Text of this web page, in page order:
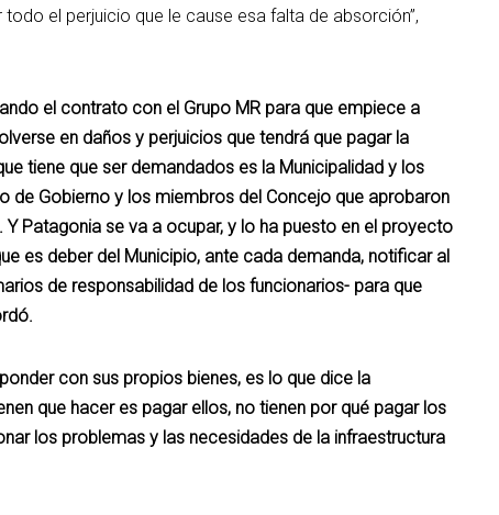
el perjuicio que le cause esa falta de absorción”,
el contrato con el Grupo MR para que empiece a
en daños y perjuicios que tendrá que pagar la
tiene que ser demandados es la Municipalidad y los
de Gobierno y los miembros del Concejo que aprobaron
Patagonia se va a ocupar, y lo ha puesto en el proyecto
es deber del Municipio, ante cada demanda, notificar al
de responsabilidad de los funcionarios- para que
con sus propios bienes, es lo que dice la
que hacer es pagar ellos, no tienen por qué pagar los
los problemas y las necesidades de la infraestructura